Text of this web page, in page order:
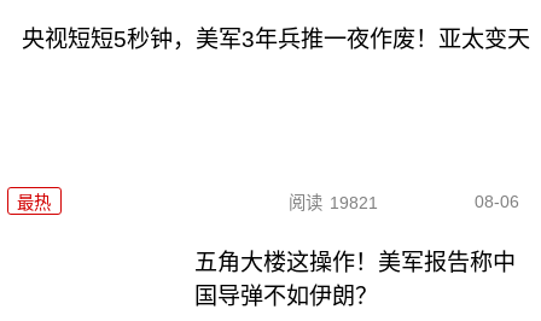
央视短短5秒钟，美军3年兵推一夜作废！亚太变天
最热 阅读 19821 08-06
五角大楼这操作！美军报告称中
国导弹不如伊朗？